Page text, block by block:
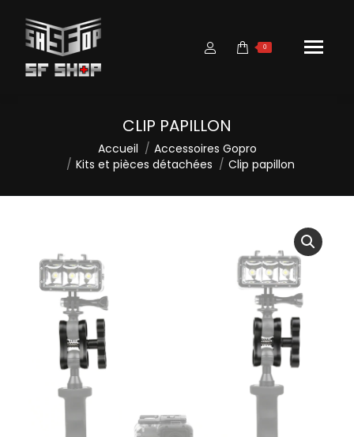
0
CLIP PAPILLON
Accueil
Accessoires Gopro
Kits et pièces détachées
Clip papillon